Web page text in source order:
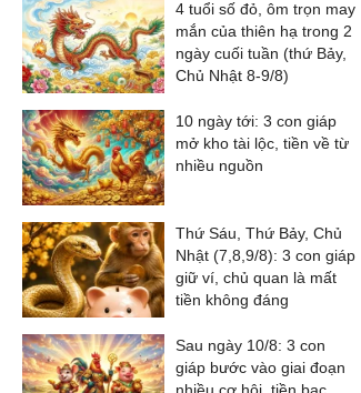
4 tuổi số đỏ, ôm trọn may
mắn của thiên hạ trong 2
ngày cuối tuần (thứ Bảy,
Chủ Nhật 8-9/8)
10 ngày tới: 3 con giáp
mở kho tài lộc, tiền về từ
nhiều nguồn
Thứ Sáu, Thứ Bảy, Chủ
Nhật (7,8,9/8): 3 con giáp
giữ ví, chủ quan là mất
tiền không đáng
Sau ngày 10/8: 3 con
giáp bước vào giai đoạn